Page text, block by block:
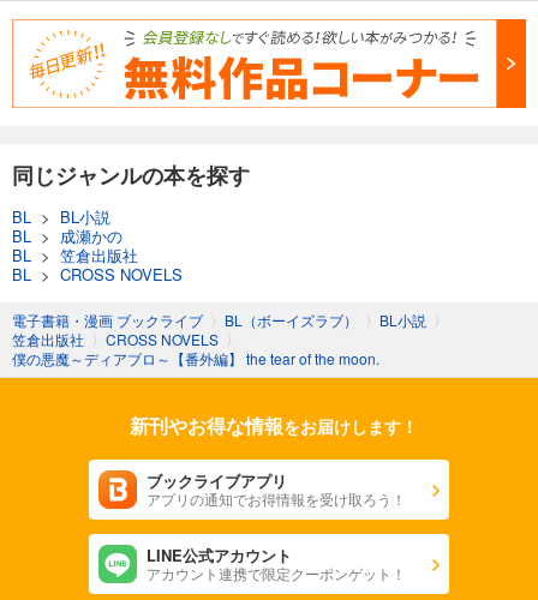
同じジャンルの本を探す
BL > BL小説
BL > 成瀬かの
BL > 笠倉出版社
BL > CROSS NOVELS
電子書籍・漫画 ブックライブ 〉 BL（ボーイズラブ） 〉 BL小説 〉
笠倉出版社 〉 CROSS NOVELS 〉
僕の悪魔～ディアブロ～【番外編】 the tear of the moon.
新刊やお得な情報をお届けします！
ブックライブアプリ
アプリの通知でお得情報を受け取ろう！
LINE公式アカウント
アカウント連携で限定クーポンゲット！